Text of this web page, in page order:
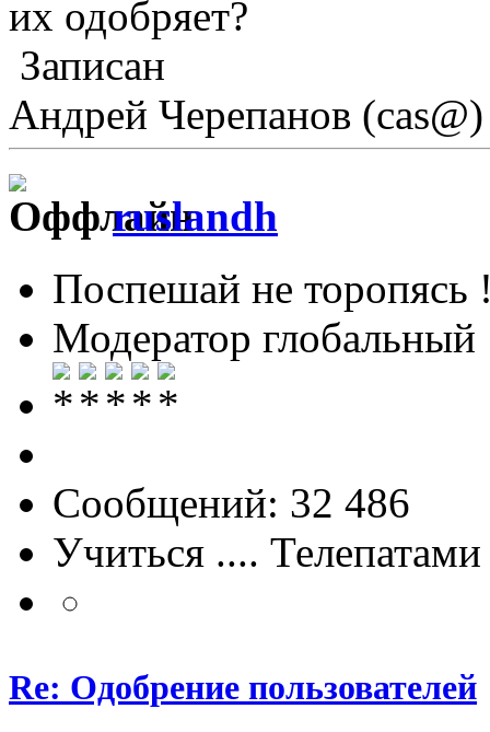
их одобряет?
Записан
Андрей Черепанов (cas@)
ruslandh
Поспешай не торопясь
Модератор глобальный
Сообщений: 32 486
Учиться ....
Re: Одобрение пользователей